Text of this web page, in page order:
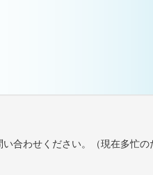
合わせください。（現在多忙